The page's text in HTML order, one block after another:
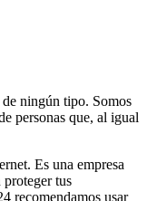
de ningún tipo. Somos
personas que, al igual
Es una empresa
proteger tus
recomendamos usar